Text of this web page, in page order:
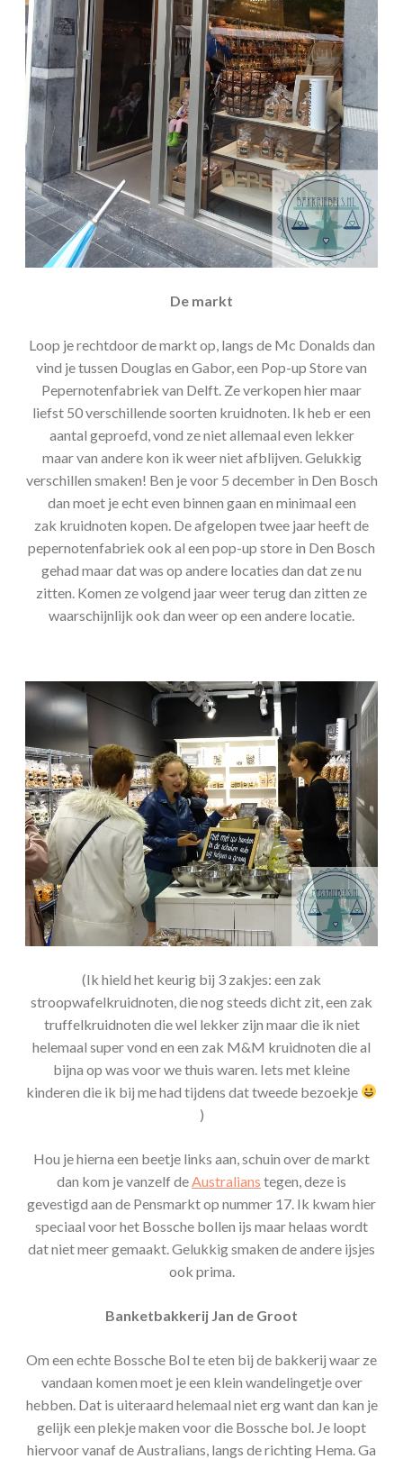
De markt
Loop je rechtdoor de markt op, langs de Mc Donalds dan
vind je tussen Douglas en Gabor, een Pop-up Store van
Pepernotenfabriek van Delft. Ze verkopen hier maar
liefst 50 verschillende soorten kruidnoten. Ik heb er een
aantal geproefd, vond ze niet allemaal even lekker
maar van andere kon ik weer niet afblijven. Gelukkig
verschillen smaken! Ben je voor 5 december in Den Bosch
dan moet je echt even binnen gaan en minimaal een
zak kruidnoten kopen. De afgelopen twee jaar heeft de
pepernotenfabriek ook al een pop-up store in Den Bosch
gehad maar dat was op andere locaties dan dat ze nu
zitten. Komen ze volgend jaar weer terug dan zitten ze
waarschijnlijk ook dan weer op een andere locatie.
(Ik hield het keurig bij 3 zakjes: een zak
stroopwafelkruidnoten, die nog steeds dicht zit, een zak
truffelkruidnoten die wel lekker zijn maar die ik niet
helemaal super vond en een zak M&M kruidnoten die al
bijna op was voor we thuis waren. Iets met kleine
kinderen die ik bij me had tijdens dat tweede bezoekje
)
Hou je hierna een beetje links aan, schuin over de markt
dan kom je vanzelf de Australians tegen, deze is
gevestigd aan de Pensmarkt op nummer 17. Ik kwam hier
speciaal voor het Bossche bollen ijs maar helaas wordt
dat niet meer gemaakt. Gelukkig smaken de andere ijsjes
ook prima.
Banketbakkerij Jan de Groot
Om een echte Bossche Bol te eten bij de bakkerij waar ze
vandaan komen moet je een klein wandelingetje over
hebben. Dat is uiteraard helemaal niet erg want dan kan je
gelijk een plekje maken voor die Bossche bol. Je loopt
hiervoor vanaf de Australians, langs de richting Hema. Ga